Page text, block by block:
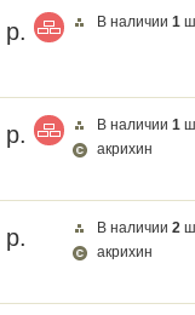
р. В наличии1
р. В наличии1
акрихин
р. В наличии2
акрихин